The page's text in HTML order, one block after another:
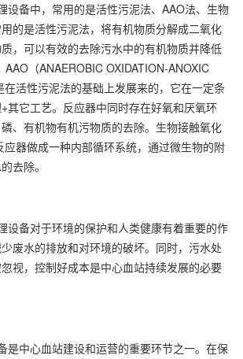
设备中，常用的是活性污泥法、AAO法、生物
的是活性污泥法，将有机物质分解成二氧化
，可以有效的去除污水中的有机物质并降低
（ANAEROBIC OXIDATION-ANOXIC
在活性污泥法的基础上发展来的，它在一定条
其它工艺。反应器中同时存在好氧和厌氧环
、有机物有机污物质的去除。生物接触氧化
应器做成一种内部循环系统，通过微生物的附
去除。
设备对于环境的保护和人类健康有着重要的作
废水的排放和对环境的破坏。同时，污水处
视，控制好成本是中心血站持续发展的必要
是中心血站建设和运营的重要环节之一。在保